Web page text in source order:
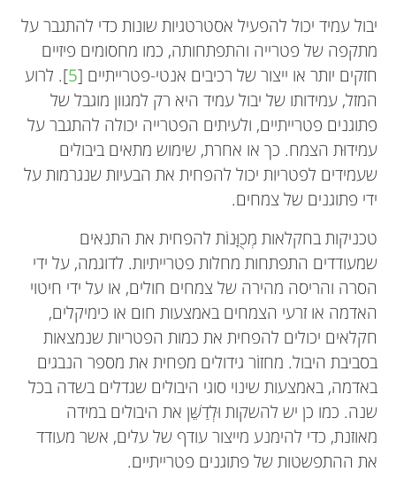
יבול עמיד יכול להפעיל אסטרטגיות שונות כדי להתגבר על
מתקפה של פטרייה והתפתחותה, כמו מחסומים פיזיים
חזקים יותר או ייצור של רכיבים אנטי-פטרייתיים [5]. לרוע
המזל, עמידותו של יבול עמיד היא רק למגוון מוגבל של
פתוגנים פטרייתיים, ולעיתים הפטרייה יכולה להתגבר על
עמידוּת הצמח. כך או אחרת, שימוש מתאים ביבולים
שעמידים לפטריות יכול להפחית את הבעיות שנגרמות על
ידי פתוגנים של צמחים.
טכניקות בחקלאות מְכֻוָּנוֹת להפחית את התנאים
שמעודדים התפתחות מחלות פטרייתיות. לדוגמה, על ידי
הסרה והריסה מהירה של צמחים חולים, או על ידי חיטוי
האדמה או זרעי הצמחים באמצעות חום או כימיקלים,
חקלאים יכולים להפחית את כמות הפטריות שנמצאות
בסביבת היבול. מחזוֹר גידולים מפחית את מספר הנבגים
באדמה, באמצעות שינוי סוגי היבולים שגדלים בשדה בכל
שנה. כמו כן יש להשקות וּלְדַשֵּׁן את היבולים במידה
מאוזנת, כדי להימנע מייצור עודף של עלים, אשר מעודד
את ההתפשטות של פתוגנים פטרייתיים.